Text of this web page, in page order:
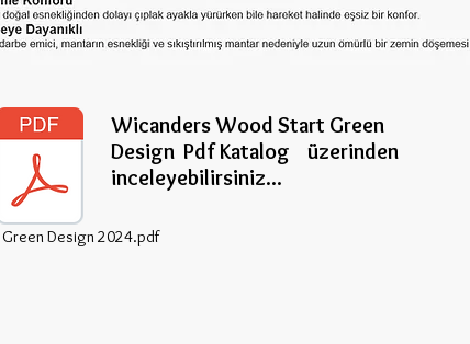
Design 2024.pdf
Wicanders Wood Start Green
Design Pdf Katalog üzerinden
inceleyebilirsiniz...